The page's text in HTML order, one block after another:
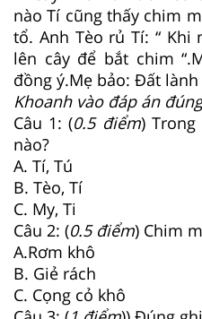
nào Tí cũng thấy chim
tổ. Anh Tèo rủ Tí: “
lên cây để bắt chim
đồng ý.Mẹ bảo: Đất
Khoanh vào đáp án
Câu 1: (0.5 điểm)
nào?
A. Tí, Tú
B. Tèo, Tí
C. My, Ti
Câu 2: (0.5 điểm) Chim
A.Rơm khô
B. Giẻ
C. Cọng cỏ khô